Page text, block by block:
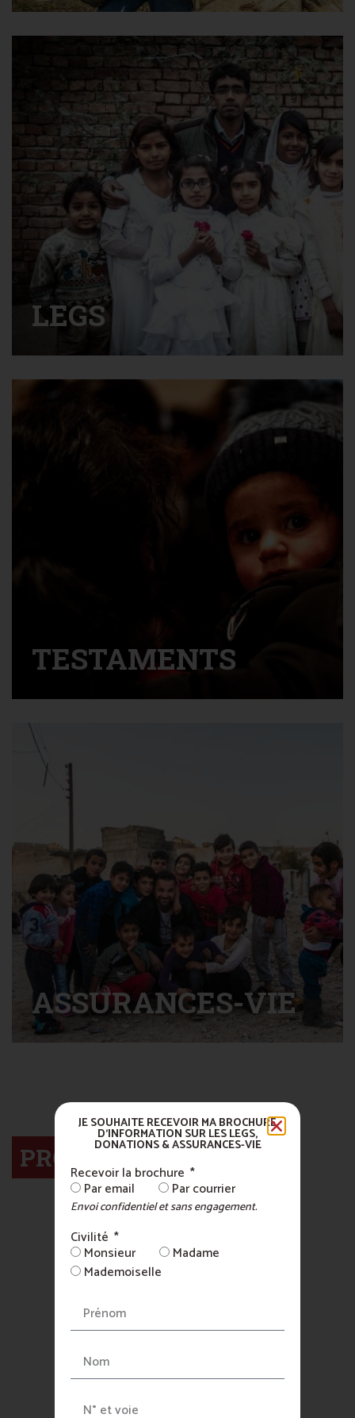
EN SAVOIR PLUS
LEGS
EN SAVOIR PLUS
TESTAMENTS
ASSURANCES-VIE
PROJETS À FINANCER
LIBAN
Urgence
Liban – Une
unité
JE SOUHAITE RECEVOIR MA BROCHURE
D'INFORMATION SUR LES LEGS,
DONATIONS & ASSURANCES-VIE
Recevoir la brochure
Par email Par courrier
Envoi confidentiel et sans engagement.
Civilité
Monsieur
Madame
Mademoiselle